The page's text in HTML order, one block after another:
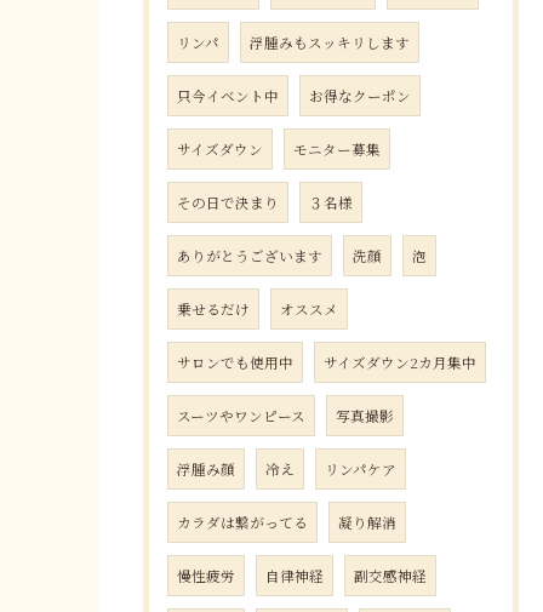
リンパ 浮腫みもスッキリします
只今イベント中 お得なクーポン
サイズダウン モニター募集
その日で決まり ３名様
ありがとうございます 洗顔 泡
乗せるだけ オススメ
サロンでも使用中 サイズダウン2カ月集中
スーツやワンピース 写真撮影
浮腫み顔 冷え リンパケア
カラダは繋がってる 凝り解消
慢性疲労 自律神経 副交感神経